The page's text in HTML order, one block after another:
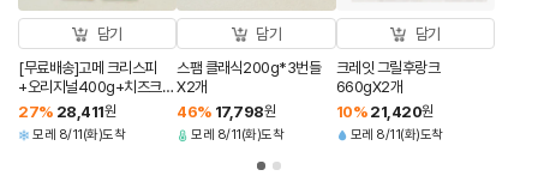
담기
[무료배송]고메 크리스피
+오리지널400g+치즈크리
스피+통모짜핫도그340g
(총 4개)
27% 28,411원
모레 8/11(화)도착
담기
스팸 클래식200g*3번들
X2개
46% 17,798원
모레 8/11(화)도착
담기
크레잇 그릴후랑크
660gX2개
10% 21,420원
모레 8/11(화)도착